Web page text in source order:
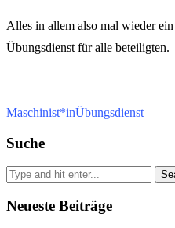
Alles in allem also mal wieder
Übungsdienst für alle beteiligten.
Maschinist*inÜbungsdienst
Suche
Neueste Beiträge